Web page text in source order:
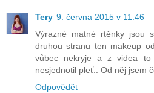
Tery 9. června 2015 v 11:46
Výrazné matné rtěnky jsou
druhou stranu ten makeup
vůbec nekryje a z videa
nesjednotil pleť.. Od něj jsem
Odpovědět